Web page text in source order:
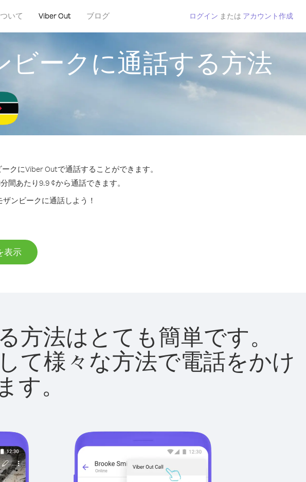
いて Viber Out ブログ ログイン または アカウント作成
ビークに通話する方法
クにViber Outで通話することができます。
間あたり9.9 ¢から通話できます。
ンビークに通話しよう！
表示
方法はとても簡単です。
て様々な方法で電話をかけ
す。